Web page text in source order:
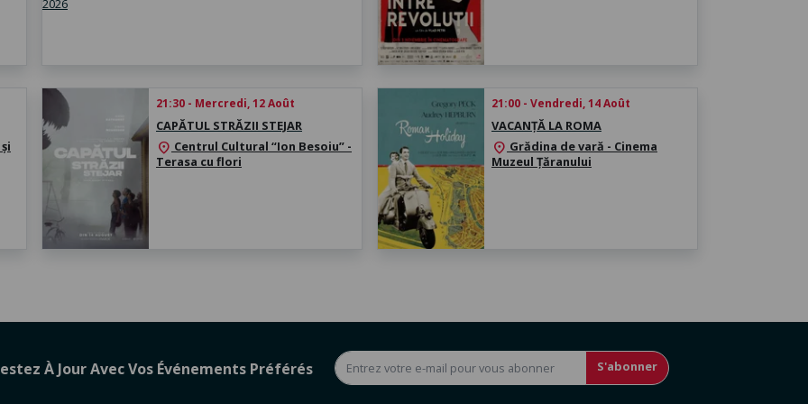
21:30 - Mercredi, 12 Août
CAPĂTUL STRĂZII STEJAR
location_on Centrul Cultural “Ion Besoiu” -
Terasa cu flori
21:00 - Vendredi, 14 Août
VACANȚĂ LA ROMA
location_on Grădina de vară - Cinema
Muzeul Țăranului
À Jour Avec Vos Événements Préférés S'abonner